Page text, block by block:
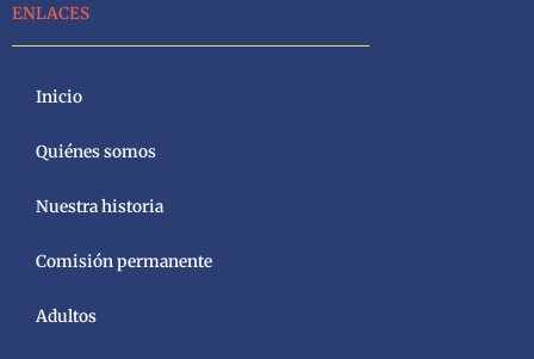
ENLACES
Inicio
Quiénes somos
Nuestra historia
Comisión permanente
Adultos